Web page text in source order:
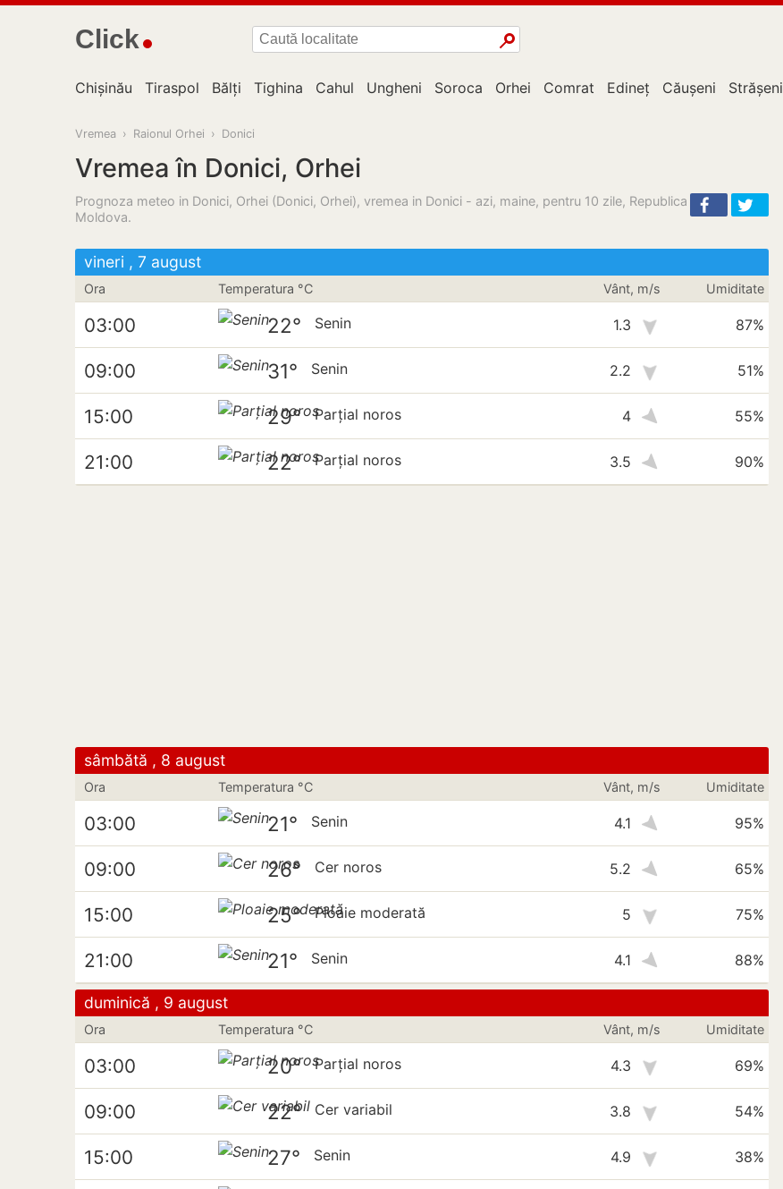
Click
Chișinău Tiraspol Bălți Tighina Cahul Ungheni Soroca Orhei Comrat Edineț Căușeni Strășeni
Vremea › Raionul Orhei › Donici
Vremea în Donici, Orhei
Prognoza meteo in Donici, Orhei (Donici, Orhei), vremea in Donici - azi, maine, pentru 10 zile, Republica
Moldova.
vineri , 7 august
Ora Temperatura °C Vânt, m/s Umiditate
03:00 22° Senin 1.3 87%
09:00 31° Senin 2.2 51%
15:00 29° Parțial noros 4 55%
21:00 22° Parțial noros 3.5 90%
sâmbătă , 8 august
Ora Temperatura °C Vânt, m/s Umiditate
03:00 21° Senin 4.1 95%
09:00 26° Cer noros 5.2 65%
15:00 25° Ploaie moderată 5 75%
21:00 21° Senin 4.1 88%
duminică , 9 august
Ora Temperatura °C Vânt, m/s Umiditate
03:00 20° Parțial noros 4.3 69%
09:00 22° Cer variabil 3.8 54%
15:00 27° Senin 4.9 38%